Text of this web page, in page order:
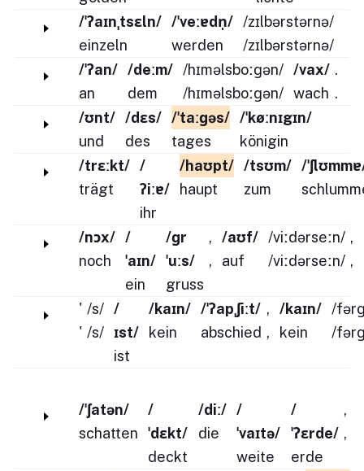
/ˈʔaɪnˌtsɛln/
einzeln
/ˈveːɐdn̩/
werden
/zɪlbərstərnə/
/zɪlbərstərnə/
/ˈʔan/
an
/deːm/
dem
/hɪməlsboːɡən/
/hɪməlsboːɡən/
/vax/
wach
.
.
/ʊnt/
und
/dɛs/
des
/ˈtaːɡəs/
tages
/ˈkøːnɪgɪn/
königin
/trɛːkt/
trägt
/
ʔiːɐ/
ihr
/haʊpt/
haupt
/tsʊm/
zum
/
/nɔx/
noch
/
ˈaɪn/
ein
/ɡr
ˈuːs/
gruss
,
,
/aʊf/
auf
/viːdərseːn/
/viːdərseːn/
,
,
'
'
/s/
/s/
/
ɪst/
ist
/kaɪn/
kein
/ˈʔapˌʃiːt/
abschied
,
,
/kaɪn/
kein
/
/
/ˈʃatən/
schatten
/
ˈdɛkt/
deckt
/diː/
die
/
ˈvaɪtə/
weite
/
ˈʔɛrde/
erde
,
,